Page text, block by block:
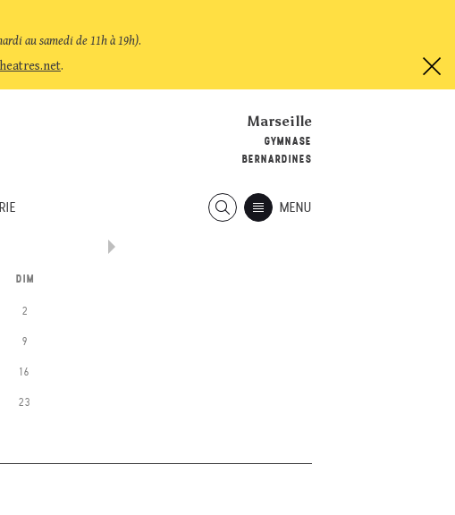
au samedi de 11h à 19h).
.
Marseille
GYMNASE
BERNARDINES
MENU
DIM
2
9
16
23